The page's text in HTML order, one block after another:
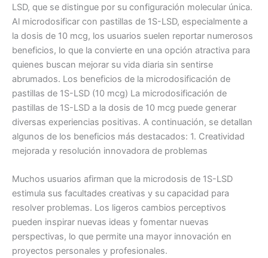
LSD, que se distingue por su configuración molecular única.
Al microdosificar con pastillas de 1S-LSD, especialmente a
la dosis de 10 mcg, los usuarios suelen reportar numerosos
beneficios, lo que la convierte en una opción atractiva para
quienes buscan mejorar su vida diaria sin sentirse
abrumados. Los beneficios de la microdosificación de
pastillas de 1S-LSD (10 mcg) La microdosificación de
pastillas de 1S-LSD a la dosis de 10 mcg puede generar
diversas experiencias positivas. A continuación, se detallan
algunos de los beneficios más destacados: 1. Creatividad
mejorada y resolución innovadora de problemas
Muchos usuarios afirman que la microdosis de 1S-LSD
estimula sus facultades creativas y su capacidad para
resolver problemas. Los ligeros cambios perceptivos
pueden inspirar nuevas ideas y fomentar nuevas
perspectivas, lo que permite una mayor innovación en
proyectos personales y profesionales.